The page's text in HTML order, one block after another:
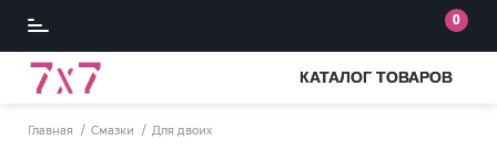
0
КАТАЛОГ ТОВАРОВ
Главная Смазки Для двоих